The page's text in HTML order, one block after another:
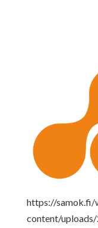
https://samok.fi/
content/